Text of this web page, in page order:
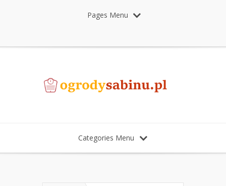
Pages Menu
Categories Menu